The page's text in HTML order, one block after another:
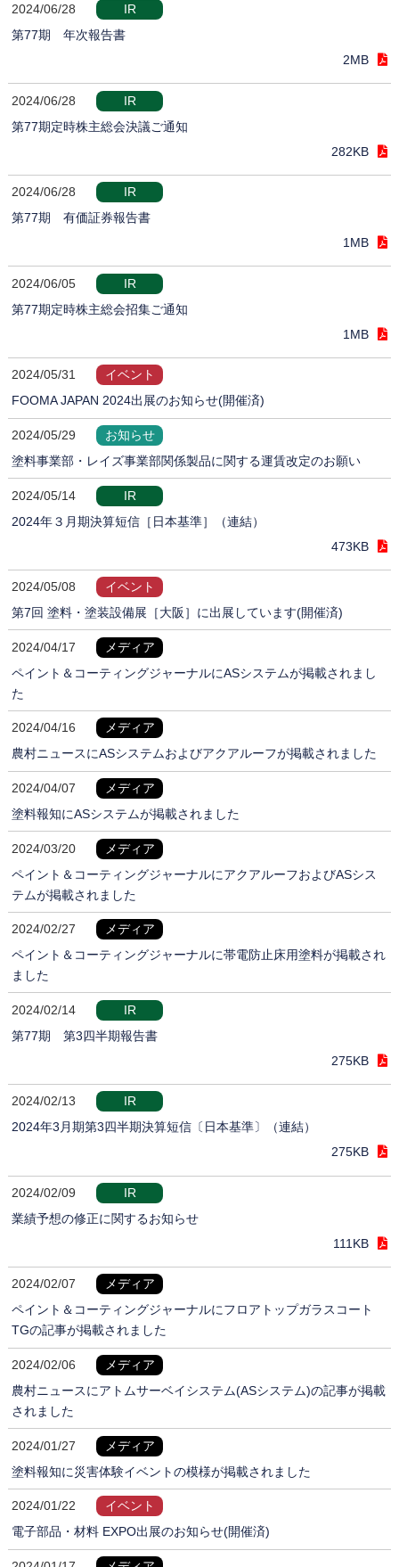
2024/06/28
IR
第77期 年次報告書
2MB
2024/06/28
IR
第77期定時株主総会決議ご通知
282KB
2024/06/28
IR
第77期 有価証券報告書
1MB
2024/06/05
IR
第77期定時株主総会招集ご通知
1MB
2024/05/31
イベント
FOOMA JAPAN 2024出展のお知らせ(開催済)
2024/05/29
お知らせ
塗料事業部・レイズ事業部関係製品に関する運賃改定のお願い
2024/05/14
IR
2024年３月期決算短信［日本基準］（連結）
473KB
2024/05/08
イベント
第7回 塗料・塗装設備展［大阪］に出展しています(開催済)
2024/04/17
メディア
ペイント＆コーティングジャーナルにASシステムが掲載されまし
た
2024/04/16
メディア
農村ニュースにASシステムおよびアクアルーフが掲載されました
2024/04/07
メディア
塗料報知にASシステムが掲載されました
2024/03/20
メディア
ペイント＆コーティングジャーナルにアクアルーフおよびASシス
テムが掲載されました
2024/02/27
メディア
ペイント＆コーティングジャーナルに帯電防止床用塗料が掲載され
ました
2024/02/14
IR
第77期 第3四半期報告書
275KB
2024/02/13
IR
2024年3月期第3四半期決算短信〔日本基準〕（連結）
275KB
2024/02/09
IR
業績予想の修正に関するお知らせ
111KB
2024/02/07
メディア
ペイント＆コーティングジャーナルにフロアトップガラスコート
TGの記事が掲載されました
2024/02/06
メディア
農村ニュースにアトムサーベイシステム(ASシステム)の記事が掲載
されました
2024/01/27
メディア
塗料報知に災害体験イベントの模様が掲載されました
2024/01/22
イベント
電子部品・材料 EXPO出展のお知らせ(開催済)